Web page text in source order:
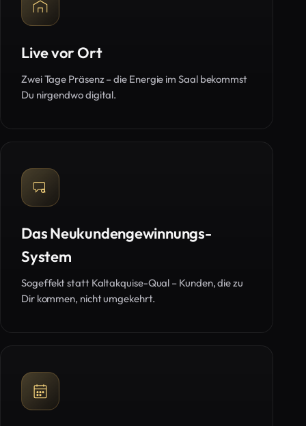
Live vor Ort
Zwei Tage Präsenz – die Energie im Saal bekommst
Du nirgendwo digital.
Das Neukundengewinnungs-
System
Sogeffekt statt Kaltakquise-Qual – Kunden, die zu
Dir kommen, nicht umgekehrt.